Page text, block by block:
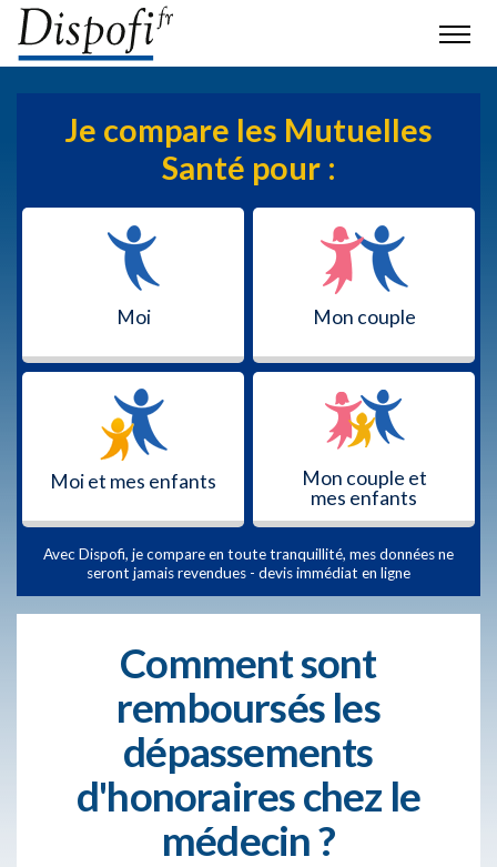
Je compare les Mutuelles
Santé pour :
Moi Mon couple
Moi et mes enfants
Mon couple et
mes enfants
Avec Dispofi, je compare en toute tranquillité, mes données ne
seront jamais revendues - devis immédiat en ligne
Comment sont
remboursés les
dépassements
d'honoraires chez le
médecin ?